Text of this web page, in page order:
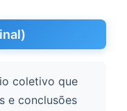
coletivo que
e conclusões